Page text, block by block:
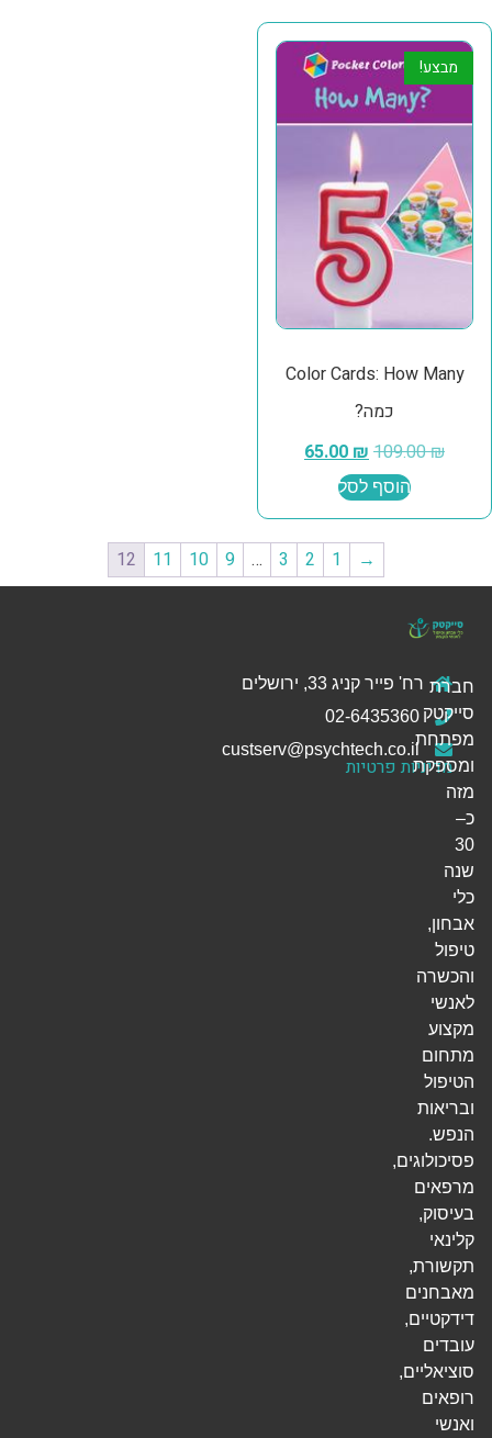
מבצע!
Color Cards: How Many
כמה?
109.00₪
65.00₪
הוסף לסל
→
1
2
3
…
9
10
11
12
רח' פייר קניג 33, ירושלים
מדיניות פרטיות
חברת
סייקטק
מפתחת
ומספקת
מזה
כ–
30
שנה
כלי
אבחון,
טיפול
והכשרה
לאנשי
מקצוע
מתחום
הטיפול
ובריאות
הנפש.
פסיכולוגים,
מרפאים
בעיסוק,
קלינאי
תקשורת,
מאבחנים
דידקטיים,
עובדים
סוציאליים,
רופאים
ואנשי